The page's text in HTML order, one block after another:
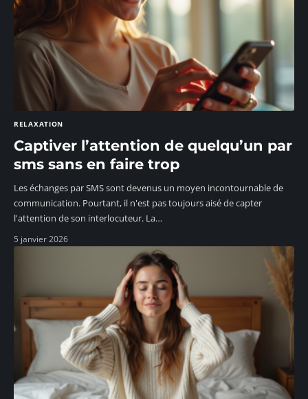
RELAXATION
Captiver l’attention de quelqu’un par
sms sans en faire trop
Les échanges par SMS sont devenus un moyen incontournable de
communication. Pourtant, il n'est pas toujours aisé de capter
l'attention de son interlocuteur. La…
5 janvier 2026